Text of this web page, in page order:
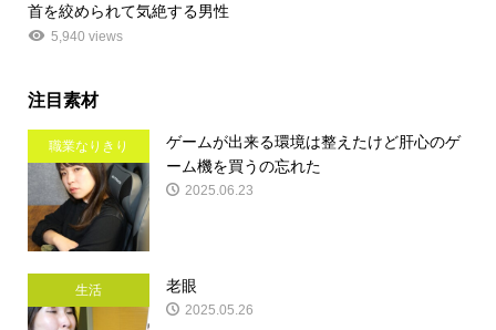
首を絞められて気絶する男性
5,940 views
注目素材
職業なりきり
ゲームが出来る環境は整えたけど肝心のゲ
ーム機を買うの忘れた
2025.06.23
生活 老眼
2025.05.26